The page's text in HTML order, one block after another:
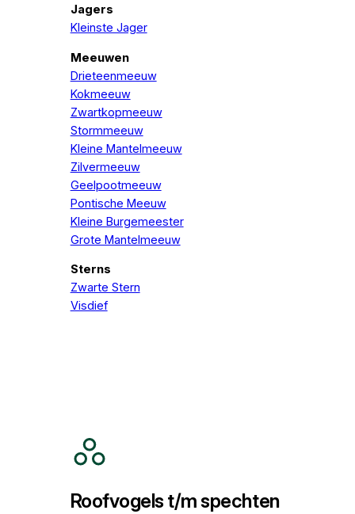
Jagers
Kleinste Jager
Meeuwen
Drieteenmeeuw
Kokmeeuw
Zwartkopmeeuw
Stormmeeuw
Kleine Mantelmeeuw
Zilvermeeuw
Geelpootmeeuw
Pontische Meeuw
Kleine Burgemeester
Grote Mantelmeeuw
Sterns
Zwarte Stern
Visdief
Roofvogels t/m spechten